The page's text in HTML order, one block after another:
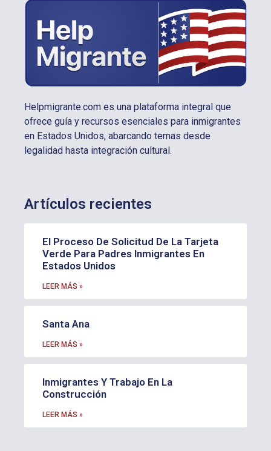
Helpmigrante.com es una plataforma integral que
ofrece guía y recursos esenciales para inmigrantes
en Estados Unidos, abarcando temas desde
legalidad hasta integración cultural.
Artículos recientes
El Proceso De Solicitud De La Tarjeta
Verde Para Padres Inmigrantes En
Estados Unidos
LEER MÁS »
Santa Ana
LEER MÁS »
Inmigrantes Y Trabajo En La
Construcción
LEER MÁS »